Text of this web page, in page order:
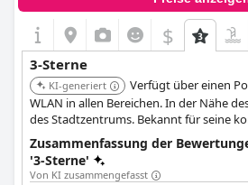
$
3-Sterne
KI-generiert
Verfügt über einen
WLAN in allen Bereichen. In der Nähe
des Stadtzentrums. Bekannt für seine
Unterkünfte und freundlichen Service.
Zusammenfassung der
'3-Sterne'
Von KI zusammengefasst